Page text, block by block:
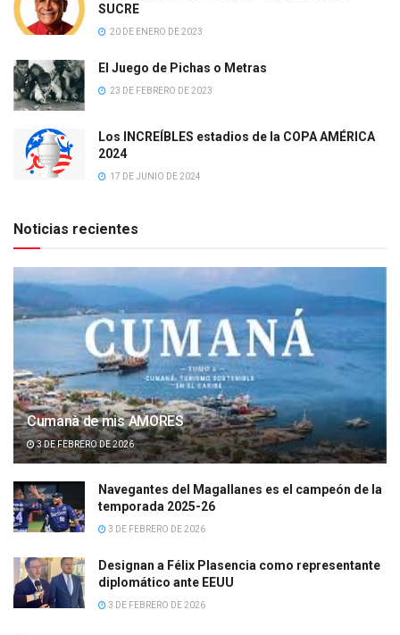
SUCRE
20 DE ENERO DE 2023
El Juego de Pichas o Metras
23 DE FEBRERO DE 2023
Los INCREÍBLES estadios de la COPA AMÉRICA
2024
17 DE JUNIO DE 2024
Noticias recientes
Cumanà de mis AMORES
3 DE FEBRERO DE 2026
Navegantes del Magallanes es el campeón de la
temporada 2025-26
3 DE FEBRERO DE 2026
Designan a Félix Plasencia como representante
diplomático ante EEUU
3 DE FEBRERO DE 2026